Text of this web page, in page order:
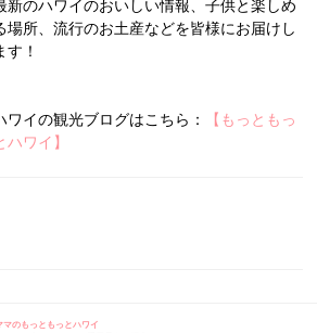
新のハワイのおいしい情報、子供と楽しめ
場所、流行のお土産などを皆様にお届けし
す！
ワイの観光ブログはこちら：
【もっともっ
ハワイ】
マのもっともっとハワイ